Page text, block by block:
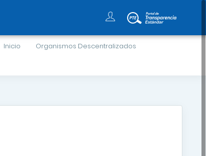
Inicio Organismos Descentralizados